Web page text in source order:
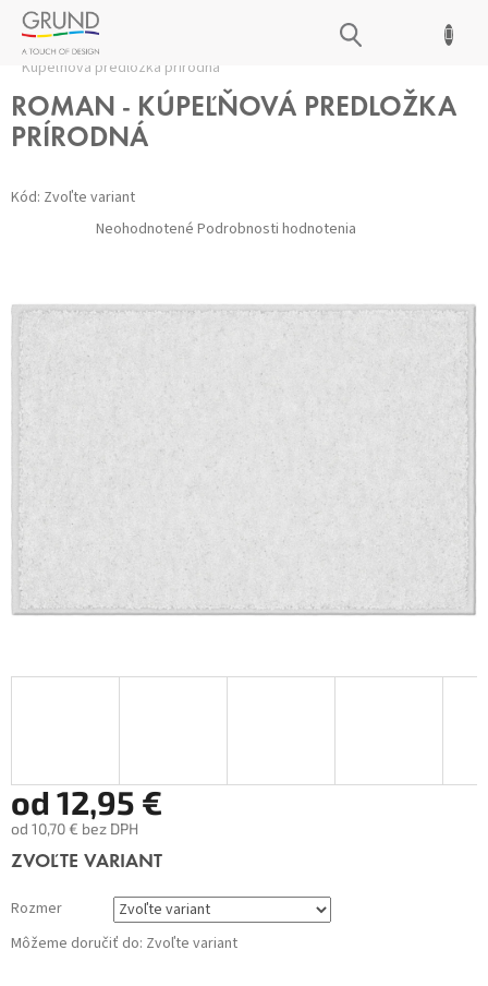
Prejsť
obsah
NÁKUPNÝ
Domov
/ Kúpeľňové predložky Všetky predložky
ROMAN -
Kúpeľňová predložka prírodná
ROMAN - KÚPEĽŇOVÁ PREDLOŽKA
PRÍRODNÁ
Kód: Zvoľte variant
Priemerné
hodnotenie
hviezdičiek.
Neohodnotené Podrobnosti hodnotenia
od 12,95 €
od 10,70 € bez DPH
Jednotková
ZVOĽTE VARIANT
Rozmer
Môžeme doručiť do: Zvoľte variant